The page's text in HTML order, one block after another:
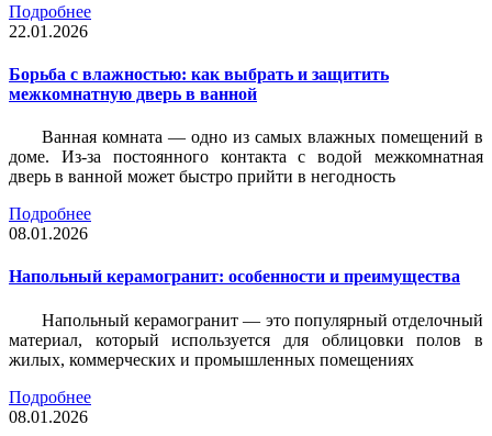
Подробнее
22.01.2026
Борьба с влажностью: как выбрать и защитить
межкомнатную дверь в ванной
Ванная комната — одно из самых влажных помещений в
доме. Из-за постоянного контакта с водой межкомнатная
дверь в ванной может быстро прийти в негодность
Подробнее
08.01.2026
Напольный керамогранит: особенности и преимущества
Напольный керамогранит — это популярный отделочный
материал, который используется для облицовки полов в
жилых, коммерческих и промышленных помещениях
Подробнее
08.01.2026